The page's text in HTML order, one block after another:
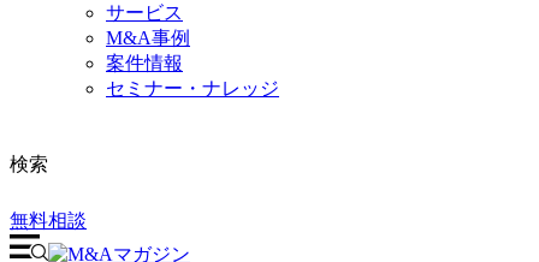
サービス
M&A事例
案件情報
セミナー・ナレッジ
検索
無料相談